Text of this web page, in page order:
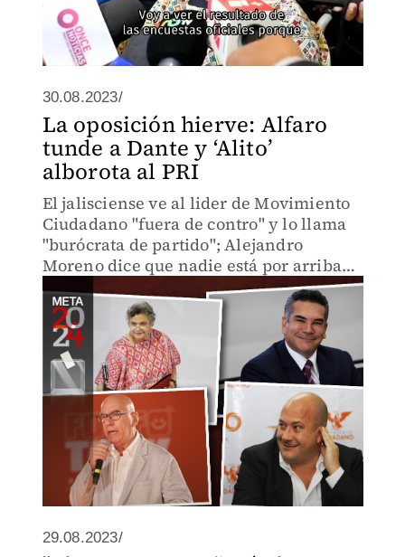
30.08.2023/
La oposición hierve: Alfaro
tunde a Dante y ‘Alito’
alborota al PRI
El jalisciense ve al lider de Movimiento
Ciudadano "fuera de contro" y lo llama
"burócrata de partido"; Alejandro
Moreno dice que nadie está por arriba
del tricolor y Paredes no se engancha.
29.08.2023/